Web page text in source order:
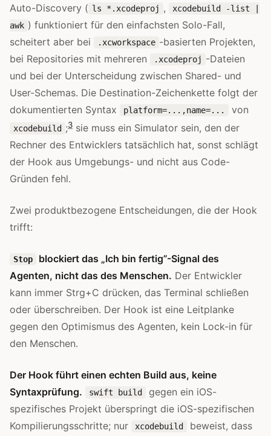
Auto-Discovery ( ls *.xcodeproj ,
xcodebuild -list |
awk ) funktioniert für den einfachsten Solo-Fall,
scheitert aber bei
.xcworkspace -basierten Projekten,
bei Repositories mit mehreren
.xcodeproj -Dateien
und bei der Unterscheidung zwischen Shared- und
User-Schemas. Die Destination-Zeichenkette folgt der
dokumentierten Syntax
platform=...,name=... von
xcodebuild ;3 sie muss ein Simulator sein, den der
Rechner des Entwicklers tatsächlich hat, sonst schlägt
der Hook aus Umgebungs- und nicht aus Code-
Gründen fehl.
Zwei produktbezogene Entscheidungen, die der Hook
trifft:
Stop
blockiert das „Ich bin fertig”-Signal des
Agenten, nicht das des Menschen. Der Entwickler
kann immer Strg+C drücken, das Terminal schließen
oder überschreiben. Der Hook ist eine Leitplanke
gegen den Optimismus des Agenten, kein Lock-in für
den Menschen.
Der Hook führt einen echten Build aus, keine
Syntaxprüfung.
swift build
gegen ein iOS-
spezifisches Projekt überspringt die iOS-spezifischen
Kompilierungsschritte; nur
xcodebuild
beweist, dass